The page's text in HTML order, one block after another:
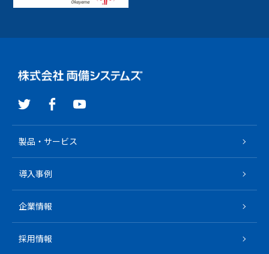
製品・サービス
導入事例
企業情報
採用情報